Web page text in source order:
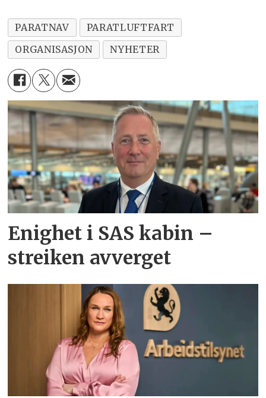
PARATNAV
PARATLUFTFART
ORGANISASJON
NYHETER
Enighet i SAS kabin –
streiken avverget